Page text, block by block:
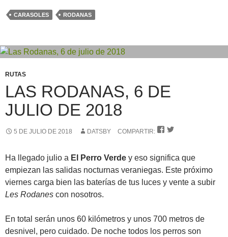
CARASOLES RODANAS
RUTAS
LAS RODANAS, 6 DE
JULIO DE 2018
5 DE JULIO DE 2018 DATSBY COMPARTIR:  
Ha llegado julio a El Perro Verde y eso significa que
empiezan las salidas nocturnas veraniegas. Este próximo
viernes carga bien las baterías de tus luces y vente a subir
Les Rodanes con nosotros.
En total serán unos 60 kilómetros y unos 700 metros de
desnivel, pero cuidado. De noche todos los perros son